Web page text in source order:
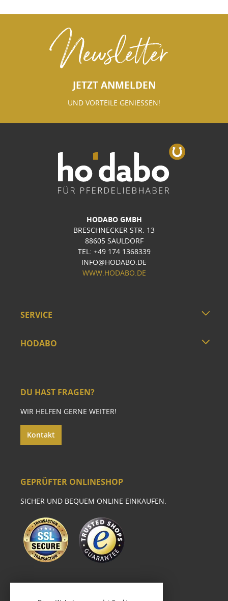
Newsletter
JETZT ANMELDEN
UND VORTEILE GENIESSEN!
HODABO GMBH
BRESCHNECKER STR. 13
88605 SAULDORF
TEL: +49 174 1368339
INFO@HODABO.DE
WWW.HODABO.DE
SERVICE
HODABO
DU HAST FRAGEN?
WIR HELFEN GERNE WEITER!
Kontakt
GEPRÜFTER ONLINESHOP
SICHER UND BEQUEM ONLINE EINKAUFEN.